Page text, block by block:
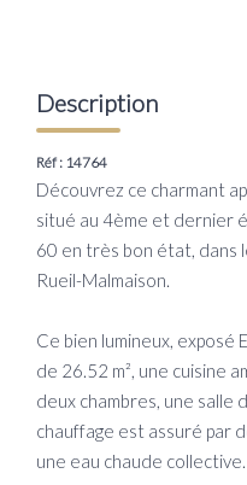
Description
Réf : 14764
Découvrez ce charmant
situé au 4ème et dernier
60 en très bon état, dans
Rueil-Malmaison.
Ce bien lumineux, exposé
de 26.52 m², une cuisine
deux chambres, une salle
chauffage est assuré par
une eau chaude collective.